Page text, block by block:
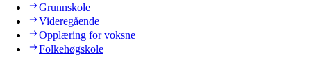
Grunnskole
Videregående
Opplæring for voksne
Folkehøgskole